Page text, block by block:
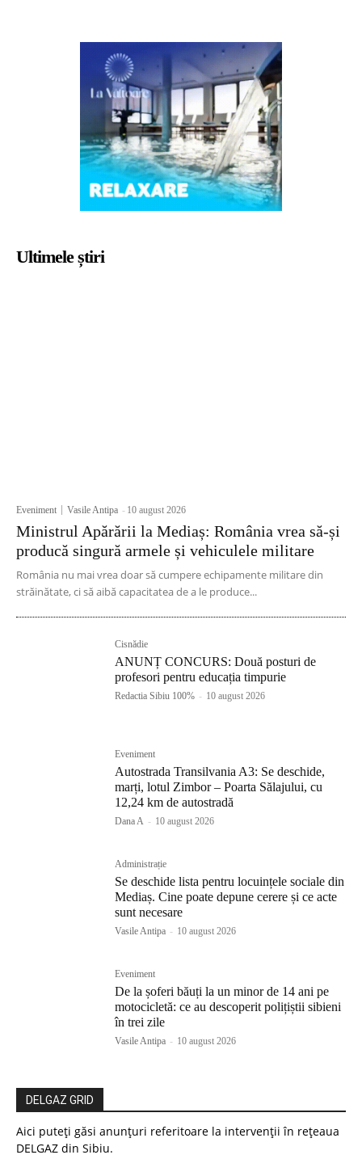
Ultimele știri
Eveniment Vasile Antipa - 10 august 2026
Ministrul Apărării la Mediaș: România vrea să-și
producă singură armele și vehiculele militare
România nu mai vrea doar să cumpere echipamente militare din
străinătate, ci să aibă capacitatea de a le produce...
Cisnădie
ANUNȚ CONCURS: Două posturi de
profesori pentru educația timpurie
Redactia Sibiu 100% - 10 august 2026
Eveniment
Autostrada Transilvania A3: Se deschide,
marți, lotul Zimbor – Poarta Sălajului, cu
12,24 km de autostradă
Dana A - 10 august 2026
Administrație
Se deschide lista pentru locuințele sociale din
Mediaș. Cine poate depune cerere și ce acte
sunt necesare
Vasile Antipa - 10 august 2026
Eveniment
De la șoferi băuți la un minor de 14 ani pe
motocicletă: ce au descoperit polițiștii sibieni
în trei zile
Vasile Antipa - 10 august 2026
DELGAZ GRID
Aici puteți găsi anunțuri referitoare la intervenții în rețeaua
DELGAZ din Sibiu.